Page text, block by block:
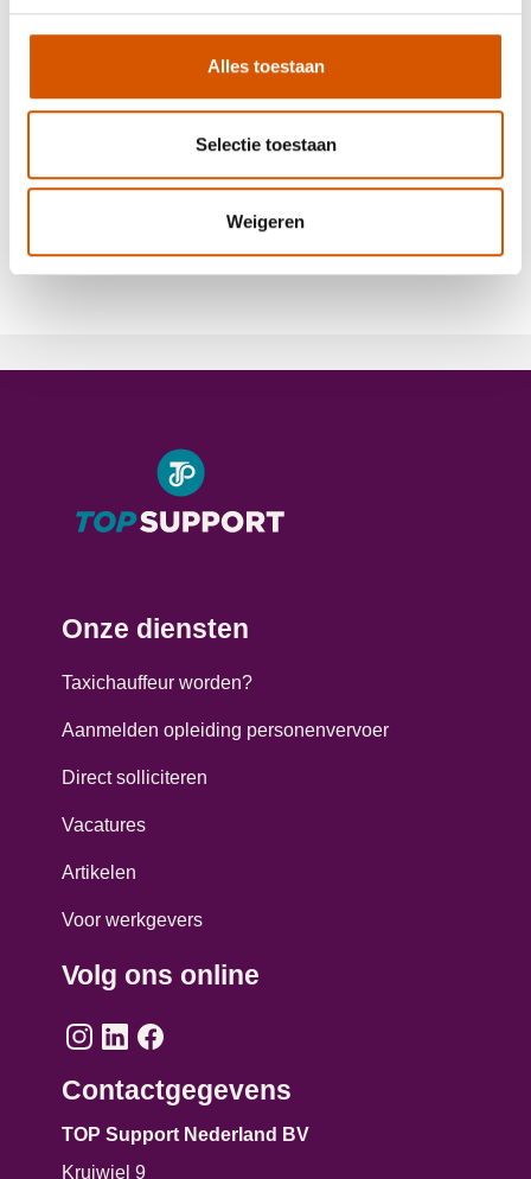
Alles toestaan
Selectie toestaan
Weigeren
Stuur een mail
Deel op
Onze diensten
Taxichauffeur worden?
Aanmelden opleiding personenvervoer
Direct solliciteren
Vacatures
Artikelen
Voor werkgevers
Volg ons online
Contactgegevens
TOP Support Nederland BV
Kruiwiel 9